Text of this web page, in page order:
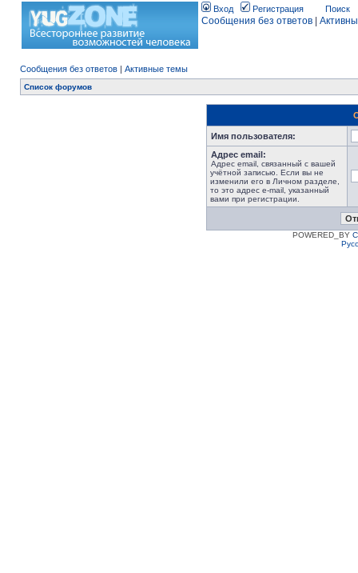
Вход Регистрация Поиск
Сообщения без ответов
Сообщения без ответов | Активные темы
Список форумов
Имя пользователя:
Адрес email:
Адрес email, связанный с вашей
учётной записью. Если вы не
изменили его в Личном разделе,
то это адрес e-mail, указанный
вами при регистрации.
POWERED_BY